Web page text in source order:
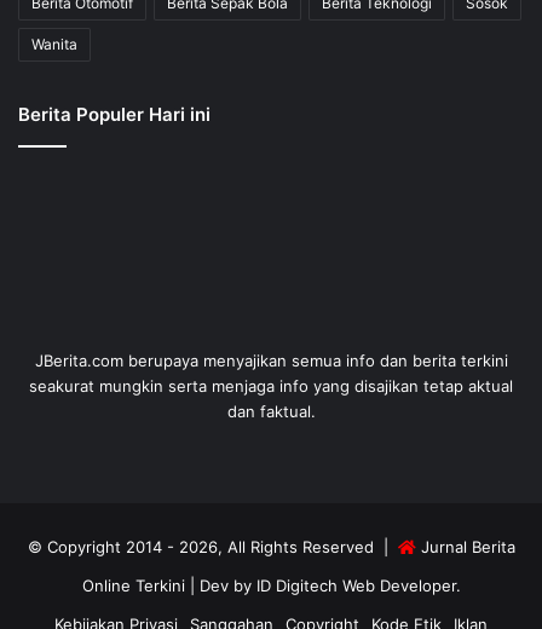
Wanita
Berita Populer Hari ini
JBerita.com berupaya menyajikan semua info dan berita terkini
seakurat mungkin serta menjaga info yang disajikan tetap aktual
dan faktual.
© Copyright 2014 - 2026, All Rights Reserved |
Jurnal Berita
Online Terkini| Dev by ID Digitech Web Developer.
Kebijakan Privasi
Sanggahan Copyright Kode Etik Iklan